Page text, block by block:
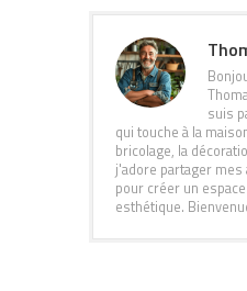
suis
qui touche à la
bricolage, la
j'adore partager
pour créer un
esthétique.